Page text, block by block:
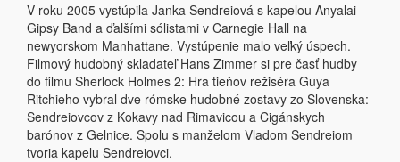
V roku 2005 vystúpila Janka Sendreiová s kapelou Anyalai
Gipsy Band a ďalšími sólistami v Carnegie Hall na
newyorskom Manhattane. Vystúpenie malo veľký úspech.
Filmový hudobný skladateľ Hans Zimmer si pre časť hudby
do filmu Sherlock Holmes 2: Hra tieňov režiséra Guya
Ritchieho vybral dve rómske hudobné zostavy zo Slovenska:
Sendreiovcov z Kokavy nad Rimavicou a Cigánskych
barónov z Gelnice. Spolu s manželom Vladom Sendreiom
tvoria kapelu Sendreiovci.